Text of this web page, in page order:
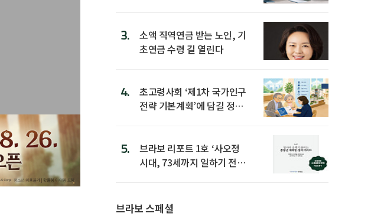
3.
소액 직역연금 받는 노인, 기
초연금 수령 길 열린다
4.
초고령사회 ‘제1차 국가인구
전략 기본계획’에 담길 정책
5.
브라보 리포트 1호 ‘사오정
시대, 73세까지 일하기 전략’
브라보 스페셜